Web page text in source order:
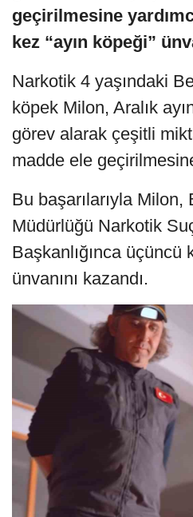
geçirilmesine
kez “ayın köpeği”
Narkotik 4 yaşındaki
köpek Milon, Aralık
görev alarak çeşitli
madde ele
Bu başarılarıyla
Müdürlüğü Narkotik
Başkanlığınca üçüncü
ünvanını kazandı.